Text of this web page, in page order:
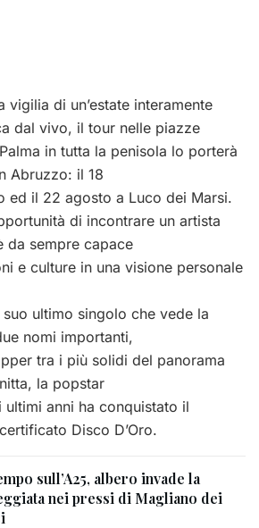
vigilia di un’estate interamente
dal vivo, il tour nelle piazze
in tutta la penisola lo porterà
Abruzzo: il 18
ed il 22 agosto a Luco dei Marsi.
di incontrare un artista
da sempre capace
e culture in una visione personale
suo ultimo singolo che vede la
nomi importanti,
tra i più solidi del panorama
la popstar
ultimi anni ha conquistato il
Disco D’Oro.
sull’A25, albero invade la
nei pressi di Magliano dei